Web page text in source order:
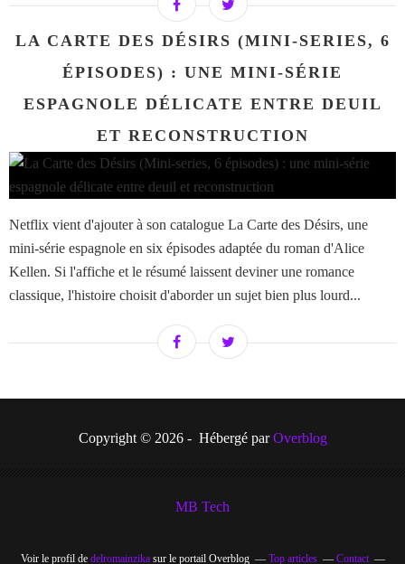
LA CARTE DES DÉSIRS (MINI-SERIES, 6
ÉPISODES) : UNE MINI-SÉRIE
ESPAGNOLE DÉLICATE ENTRE DEUIL
ET RECONSTRUCTION
Netflix vient d'ajouter à son catalogue La Carte des Désirs, une
mini-série espagnole en six épisodes adaptée du roman d'Alice
Kellen. Si l'affiche et le résumé laissent deviner une romance
classique, l'histoire choisit d'aborder un sujet bien plus lourd...
Copyright © 2026 - Hébergé parOverblog
MB Tech
Voir le profil de delromainzikasur le portail Overblog Top articles Contact